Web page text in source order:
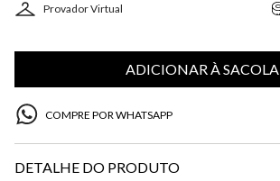
Provador Virtual
ADICIONAR À SACOLA
COMPRE POR WHATSAPP
DETALHE DO PRODUTO